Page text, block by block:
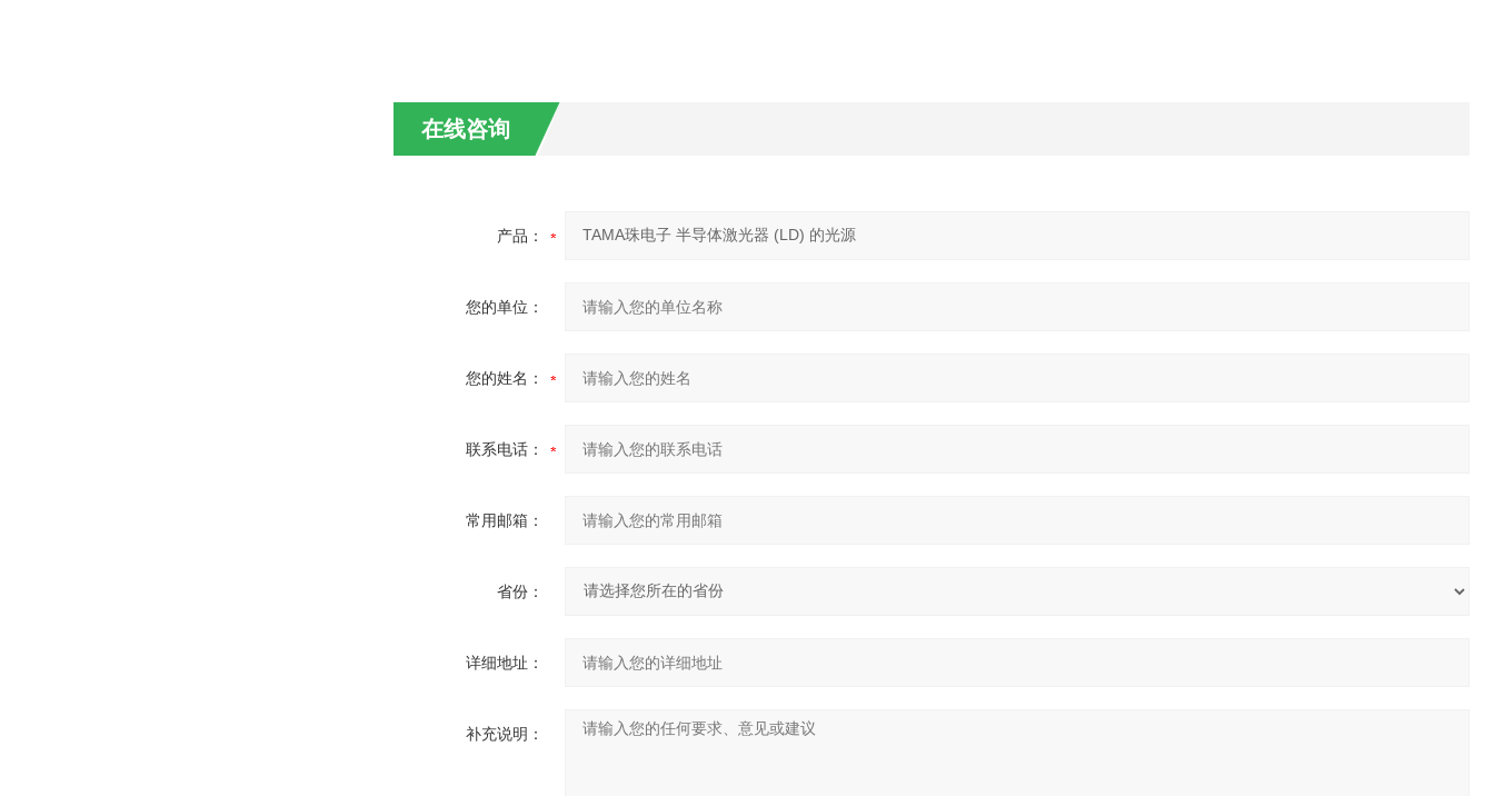
在线咨询
产品：
您的单位：
您的姓名：
联系电话：
常用邮箱：
省份：
详细地址：
补充说明：